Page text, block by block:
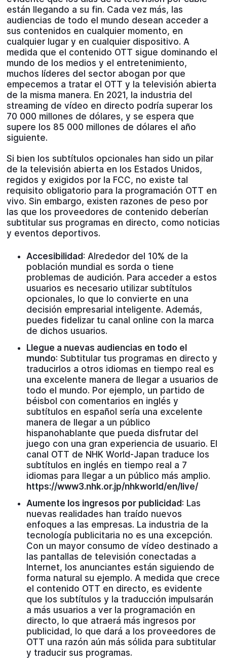
están llegando a su fin. Cada vez más, las
audiencias de todo el mundo desean acceder a
sus contenidos en cualquier momento, en
cualquier lugar y en cualquier dispositivo. A
medida que el contenido OTT sigue dominando el
mundo de los medios y el entretenimiento,
muchos líderes del sector abogan por que
empecemos a tratar el OTT y la televisión abierta
de la misma manera. En 2021, la industria del
streaming de vídeo en directo podría superar los
70 000 millones de dólares, y se espera que
supere los 85 000 millones de dólares el año
siguiente.
Si bien los subtítulos opcionales han sido un pilar
de la televisión abierta en los Estados Unidos,
regidos y exigidos por la FCC, no existe tal
requisito obligatorio para la programación OTT en
vivo. Sin embargo, existen razones de peso por
las que los proveedores de contenido deberían
subtitular sus programas en directo, como noticias
y eventos deportivos.
Accesibilidad: Alrededor del 10% de la
población mundial es sorda o tiene
problemas de audición. Para acceder a estos
usuarios es necesario utilizar subtítulos
opcionales, lo que lo convierte en una
decisión empresarial inteligente. Además,
puedes fidelizar tu canal online con la marca
de dichos usuarios.
Llegue a nuevas audiencias en todo el
mundo: Subtitular tus programas en directo y
traducirlos a otros idiomas en tiempo real es
una excelente manera de llegar a usuarios de
todo el mundo. Por ejemplo, un partido de
béisbol con comentarios en inglés y
subtítulos en español sería una excelente
manera de llegar a un público
hispanohablante que pueda disfrutar del
juego con una gran experiencia de usuario. El
canal OTT de NHK World-Japan traduce los
subtítulos en inglés en tiempo real a 7
idiomas para llegar a un público más amplio.
https://www3.nhk.or.jp/nhkworld/en/live/
Aumente los ingresos por publicidad: Las
nuevas realidades han traído nuevos
enfoques a las empresas. La industria de la
tecnología publicitaria no es una excepción.
Con un mayor consumo de vídeo destinado a
las pantallas de televisión conectadas a
Internet, los anunciantes están siguiendo de
forma natural su ejemplo. A medida que crece
el contenido OTT en directo, es evidente
que los subtítulos y la traducción impulsarán
a más usuarios a ver la programación en
directo, lo que atraerá más ingresos por
publicidad, lo que dará a los proveedores de
OTT una razón aún más sólida para subtitular
y traducir sus programas.